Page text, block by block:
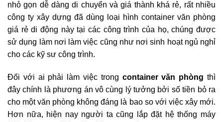
nhỏ gọn dễ dàng di chuyển và giá thành khá rẻ, rất nhiều
công ty xây dựng đã dùng loại hình container văn phòng
giá rẻ di động này tại các công trình của họ, chúng được
sử dụng làm nơi làm việc cũng như nơi sinh hoạt ngủ nghỉ
cho các kỹ sư công trình.
Đối với ai phải làm việc trong container văn phòng thì
đây chính là phương án vô cùng lý tưởng bởi số tiền bỏ ra
cho một văn phòng không đáng là bao so với việc xây mới.
Hơn nữa, hiện nay người ta cũng lắp đặt hệ thống máy